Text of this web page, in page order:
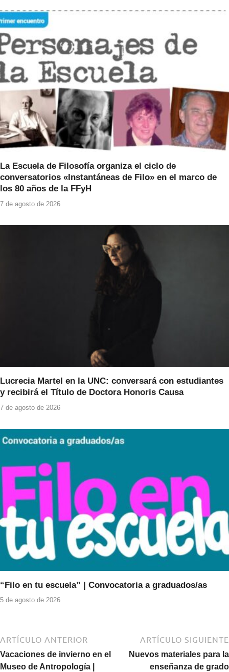
b
o
o
k
A
p
La Escuela de Filosofía organiza el ciclo de
conversatorios «Instantáneas de Filo» en el marco de
los 80 años de la FFyH
7 de agosto de 2026
Lucrecia Martel en la UNC: conversará con estudiantes
y recibirá el Título de Doctora Honoris Causa
7 de agosto de 2026
“Filo en tu escuela” | Convocatoria a graduados/as
5 de agosto de 2026
ARTÍCULO ANTERIOR
Vacaciones de invierno en el
Museo de Antropología |
ARTÍCULO SIGUIENTE
Nuevos materiales para la
enseñanza de grado